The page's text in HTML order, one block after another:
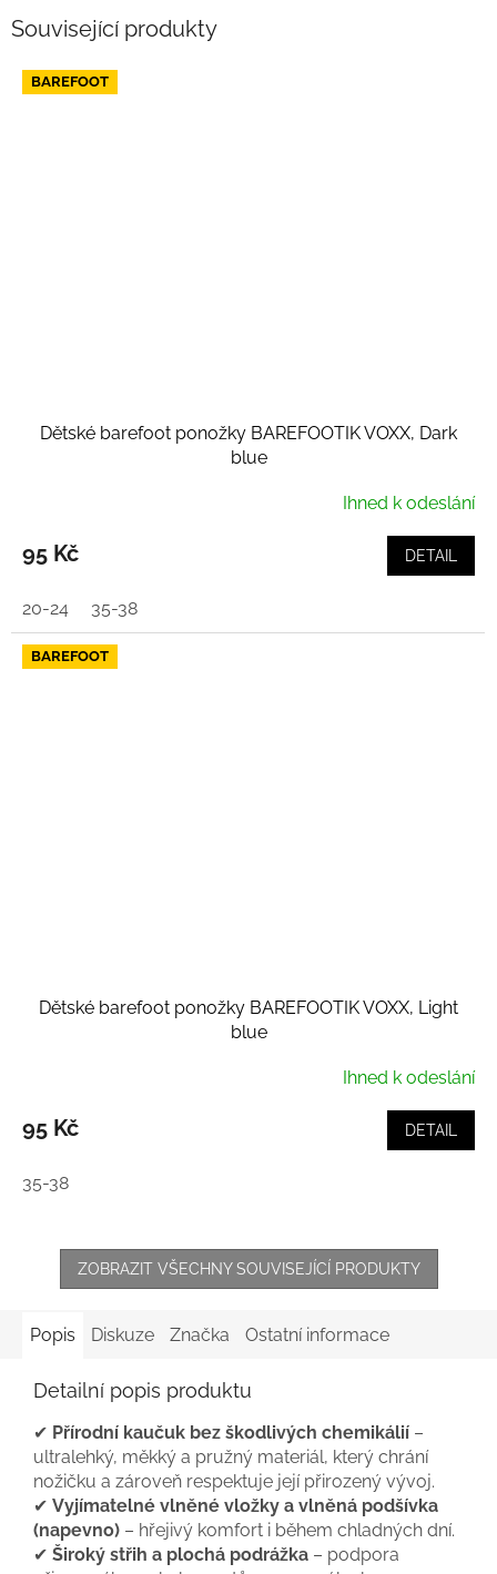
Související produkty
BAREFOOT
Dětské barefoot ponožky BAREFOOTIK VOXX, Dark
blue
Ihned k odeslání
95 Kč DETAIL
20-24 35-38
BAREFOOT
Dětské barefoot ponožky BAREFOOTIK VOXX, Light
blue
Ihned k odeslání
95 Kč DETAIL
35-38
ZOBRAZIT VŠECHNY SOUVISEJÍCÍ PRODUKTY
Popis Diskuze Značka Ostatní informace
Detailní popis produktu
✔ Přírodní kaučuk bez škodlivých chemikálií –
ultralehký, měkký a pružný materiál, který chrání
nožičku a zároveň respektuje její přirozený vývoj.
✔ Vyjímatelné vlněné vložky a vlněná podšívka
(napevno) – hřejivý komfort i během chladných dní.
✔ Široký střih a plochá podrážka – podpora